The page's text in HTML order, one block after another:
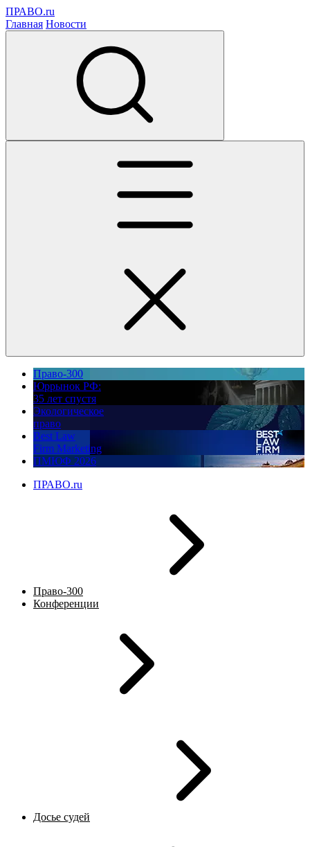
ПРАВО.ru
Главная Новости
Право-300
Юррынок РФ:
35 лет спустя
Экологическое
право
Best Law
Firm Marketing
ПМЮФ 2026
ПРАВО.ru
Право-300
Конференции
Досье судей